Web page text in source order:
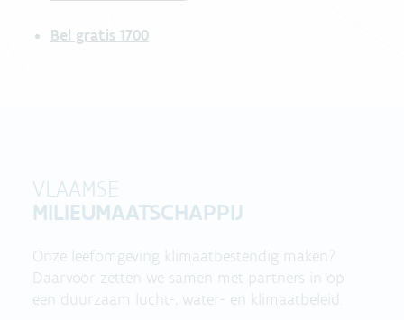
Bel gratis 1700
VLAAMSE
MILIEUMAATSCHAPPIJ
Onze leefomgeving klimaatbestendig maken?
Daarvoor zetten we samen met partners in op
een duurzaam lucht-, water- en klimaatbeleid.